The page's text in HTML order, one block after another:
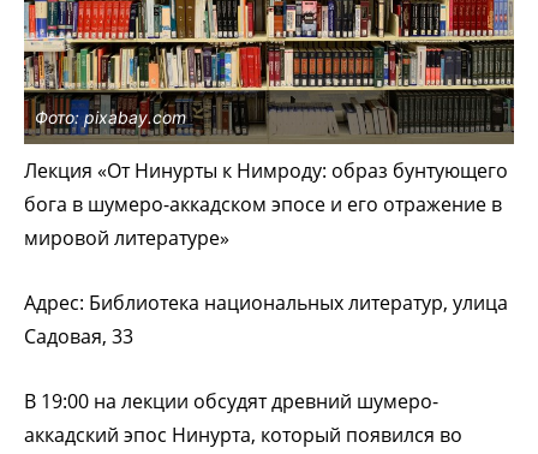
Фото: pixabay.com
Лекция «От Нинурты к Нимроду: образ бунтующего
бога в шумеро-аккадском эпосе и его отражение в
мировой литературе»
Адрес: Библиотека национальных литератур, улица
Садовая, 33
В 19:00 на лекции обсудят древний шумеро-
аккадский эпос Нинурта, который появился во